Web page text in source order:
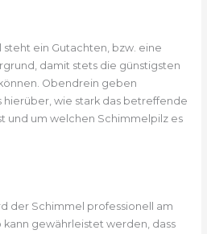
ein Gutachten, bzw. eine
damit stets die günstigsten
Obendrein geben
hierüber, wie stark das betreffende
und um welchen Schimmelpilz es
der Schimmel professionell am
kann gewährleistet werden, dass